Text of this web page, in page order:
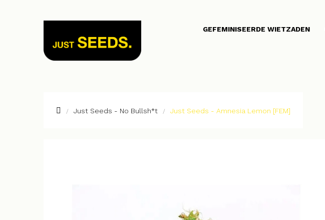
GEFEMINISEERDE WIETZADEN
Just Seeds - No Bullsh*t Just Seeds - Amnesia Lemon [FEM]